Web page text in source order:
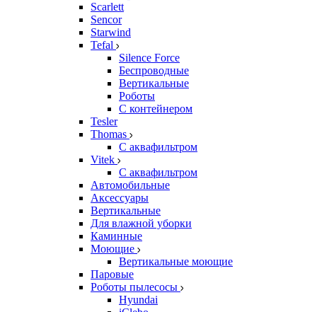
Scarlett
Sencor
Starwind
Tefal
Silence Force
Беспроводные
Вертикальные
Роботы
С контейнером
Tesler
Thomas
С аквафильтром
Vitek
С аквафильтром
Автомобильные
Аксессуары
Вертикальные
Для влажной уборки
Каминные
Моющие
Вертикальные моющие
Паровые
Роботы пылесосы
Hyundai